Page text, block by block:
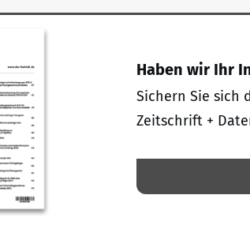
Haben wir Ihr
Sichern Sie sich
Zeitschrift +